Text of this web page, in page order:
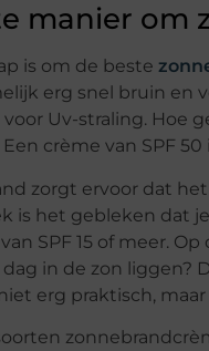
manier om
is om de beste
erg snel bruin en
Uv-straling. Hoe
crème van SPF
zorgt ervoor dat
is het gebleken dat
SPF 15 of meer.
in de zon liggen?
erg praktisch,